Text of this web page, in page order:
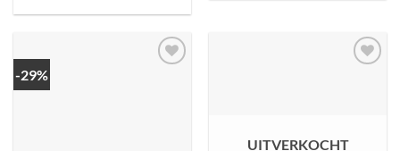
-29%
UITVERKOCHT